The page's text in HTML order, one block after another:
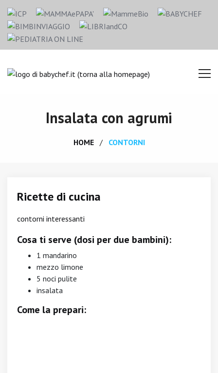
Insalata con agrumi
HOME CONTORNI
Ricette di cucina
contorni interessanti
Cosa ti serve (dosi per due bambini):
1 mandarino
mezzo limone
5 noci pulite
insalata
Come la prepari: